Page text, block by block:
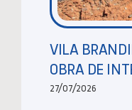
VILA
OBRA DE
27/07/2026